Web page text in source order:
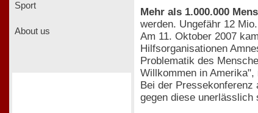
Sport
About us
Mehr als 1.000.000
werden. Ungefähr 12
Am 11. Oktober 2007
Hilfsorganisationen
Problematik des
Willkommen in
Bei der Pressekonferenz
gegen diese unerlässlich